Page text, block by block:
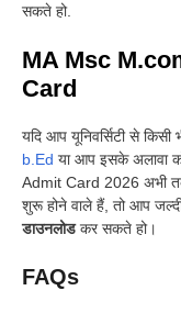
सकते हो.
MA Msc
Card
यदि आप यूनिवर्सिटी से किसी
b.Ed या आप इसके अलावा
Admit Card 2026 अभी
शुरू होने वाले हैं, तो आप
डाउनलोडकर सकते हो।
FAQs